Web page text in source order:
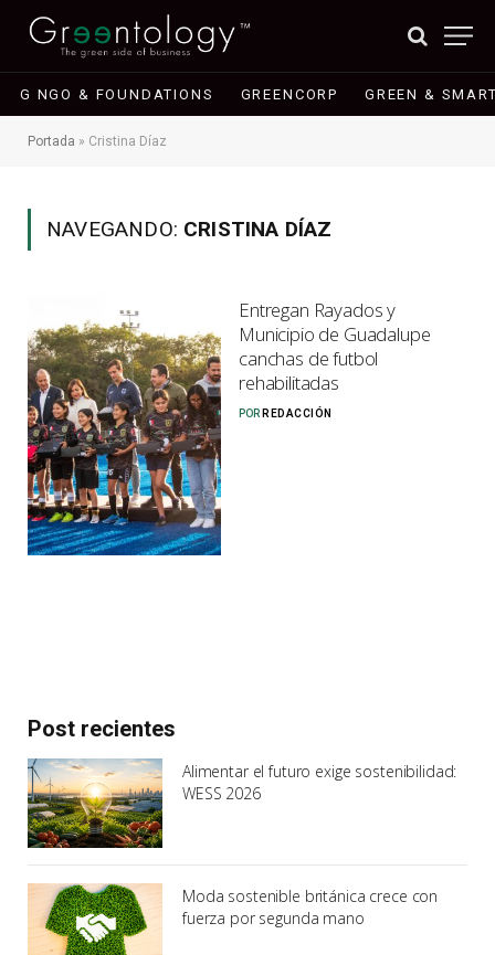
G NGO & FOUNDATIONS GREENCORP GREEN &
Portada » Cristina Díaz
NAVEGANDO: CRISTINA DÍAZ
Entregan Rayados y
Municipio de Guadalupe
canchas de futbol
rehabilitadas
POR REDACCIÓN
Post recientes
Alimentar el futuro exige sostenibilidad:
WESS 2026
Moda sostenible británica crece con
fuerza por segunda mano